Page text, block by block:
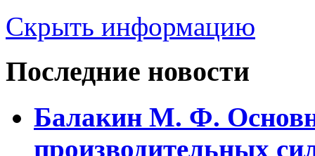
Скрыть информацию
Последние новости
Балакин М. Ф.
пpоизводительных